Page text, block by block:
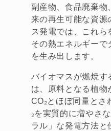
副産物、食品廃棄物
来の再生可能な資源
ス発電では、これら
その熱エネルギーで
を生み出します。
バイオマスが燃焼す
は、原料となる植物
CO₂とほぼ同量とさ
₂を実質的に増やさ
ラル」な発電方法と